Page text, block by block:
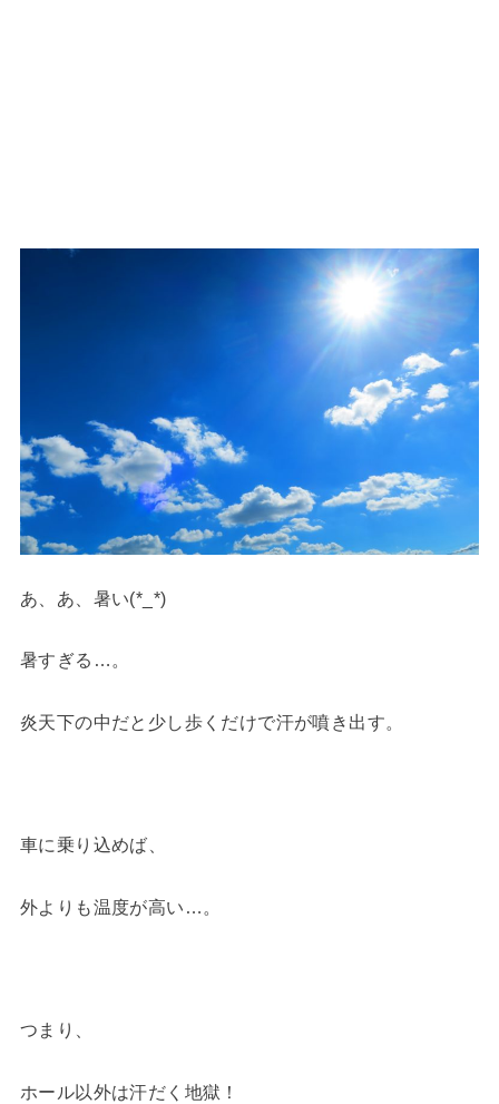
あ、あ、暑い(*_*)
暑すぎる…。
炎天下の中だと少し歩くだけで汗が噴き出す。
車に乗り込めば、
外よりも温度が高い…。
つまり、
ホール以外は汗だく地獄！